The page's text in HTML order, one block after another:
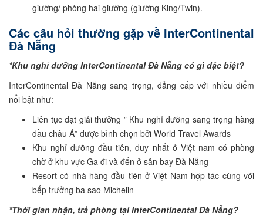
giường/ phòng hai giường (giường King/Twin).
Các câu hỏi thường gặp về InterContinental
Đà Nẵng
*Khu nghỉ dưỡng InterContinental Đà Nẵng có gì đặc biệt?
InterContinental Đà Nẵng sang trọng, đẳng cấp với nhiều điểm
nổi bật như:
Liên tục đạt giải thưởng ” Khu nghỉ dưỡng sang trọng hàng
đầu châu Á” được bình chọn bởi World Travel Awards
Khu nghỉ dưỡng đầu tiên, duy nhất ở Việt nam có phòng
chờ ở khu vực Ga đi và đến ở sân bay Đà Nẵng
Resort có nhà hàng đầu tiên ở Việt Nam hợp tác cùng với
bếp trưởng ba sao Michelin
*Thời gian nhận, trả phòng tại InterContinental Đà Nẵng?